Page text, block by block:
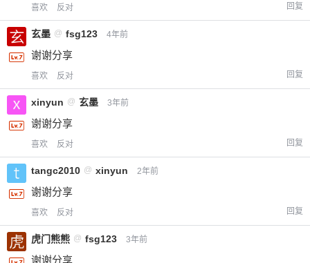
喜欢 反对 回复
玄墨 @ fsg123 4年前
谢谢分享
喜欢 反对 回复
xinyun @ 玄墨 3年前
谢谢分享
喜欢 反对 回复
tangc2010 @ xinyun 2年前
谢谢分享
喜欢 反对 回复
虎门熊熊 @ fsg123 3年前
谢谢分享